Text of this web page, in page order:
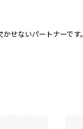
せないパートナーです。